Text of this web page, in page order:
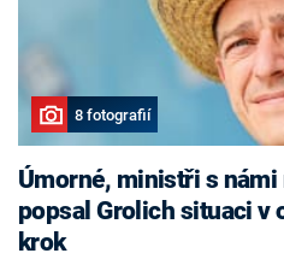
8 fotografií
Úmorné, ministři s námi
popsal Grolich situaci v
krok